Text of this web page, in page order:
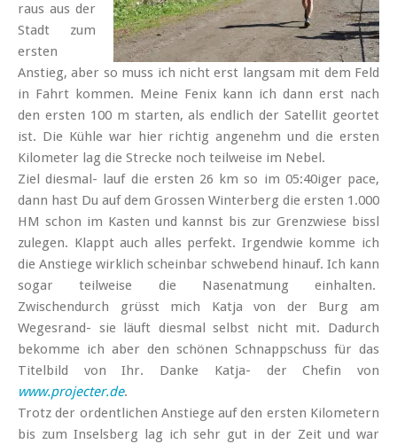
raus aus der
Stadt zum
ersten
Anstieg, aber so muss ich nicht erst langsam mit dem Feld
in Fahrt kommen. Meine Fenix kann ich dann erst nach
den ersten 100 m starten, als endlich der Satellit geortet
ist. Die Kühle war hier richtig angenehm und die ersten
Kilometer lag die Strecke noch teilweise im Nebel.
Ziel diesmal- lauf die ersten 26 km so im 05:40iger pace,
dann hast Du auf dem Grossen Winterberg die ersten 1.000
HM schon im Kasten und kannst bis zur Grenzwiese bissl
zulegen. Klappt auch alles perfekt. Irgendwie komme ich
die Anstiege wirklich scheinbar schwebend hinauf. Ich kann
sogar teilweise die Nasenatmung einhalten.
Zwischendurch grüsst mich Katja von der Burg am
Wegesrand- sie läuft diesmal selbst nicht mit. Dadurch
bekomme ich aber den schönen Schnappschuss für das
Titelbild von Ihr. Danke Katja- der Chefin von
www.projecter.de.
Trotz der ordentlichen Anstiege auf den ersten Kilometern
bis zum Inselsberg lag ich sehr gut in der Zeit und war